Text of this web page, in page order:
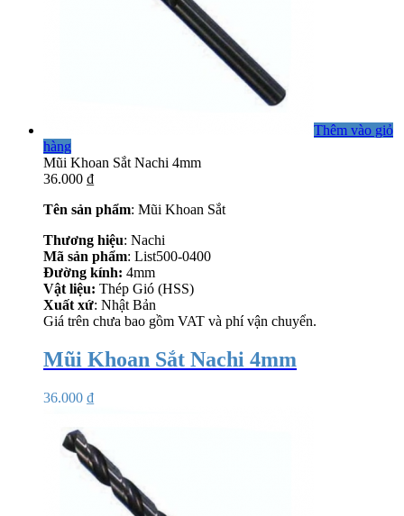
Thêm vào giỏ
hàng
Mũi Khoan Sắt Nachi 4mm
36.000 ₫
Tên sản phẩm: Mũi Khoan Sắt
Thương hiệu: Nachi
Mã sản phẩm: List500-0400
Đường kính: 4mm
Vật liệu: Thép Gió (HSS)
Xuất xứ: Nhật Bản
Giá trên chưa bao gồm VAT và phí vận chuyển.
Mũi Khoan Sắt Nachi 4mm
36.000 ₫